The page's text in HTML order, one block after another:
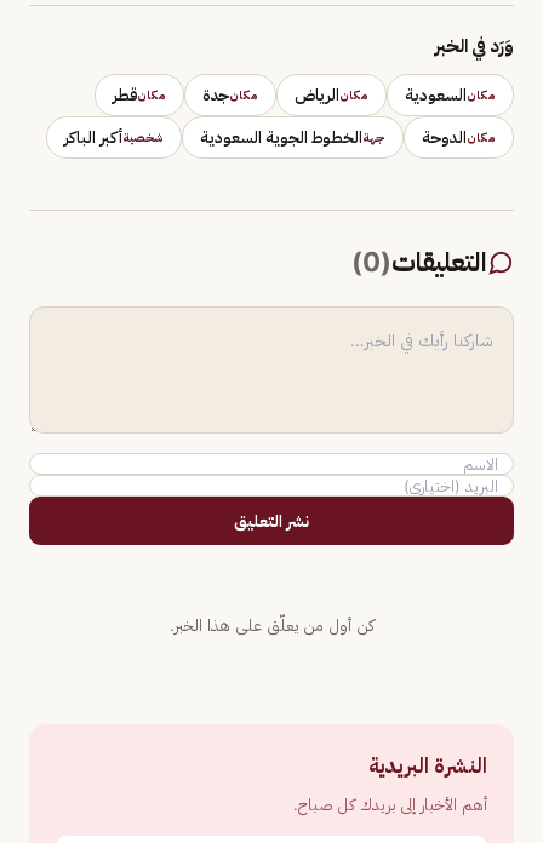
وَرَد في الخبر
مكانالسعودية مكانالرياض مكانجدة مكانقطر
مكانالدوحة جهةالخطوط الجوية السعودية شخصيةأكبر الباكر
التعليقات(
0
)
نشر التعليق
كن أول من يعلّق على هذا الخبر.
النشرة البريدية
أهم الأخبار إلى بريدك كل صباح.